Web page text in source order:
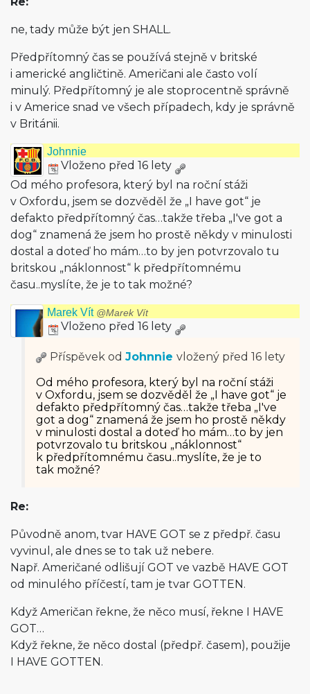
ne, tady může být jen SHALL.
Předpřítomný čas se používá stejně v britské
i americké angličtině. Američani ale často volí
minulý. Předpřítomný je ale stoprocentně správně
i v Americe snad ve všech případech, kdy je správně
v Británii.
Johnnie
Vloženo před 16 lety
Od mého profesora, který byl na roční stáži
v Oxfordu, jsem se dozvěděl že „I have got“ je
defakto předpřítomný čas…takže třeba „I've got a
dog“ znamená že jsem ho prostě někdy v minulosti
dostal a doteď ho mám…to by jen potvrzovalo tu
britskou „náklonnost“ k předpřítomnému
času..myslíte, že je to tak možné?
Marek Vít @Marek Vít
Vloženo před 16 lety
Příspěvek od Johnnie vložený před 16 lety
Od mého profesora, který byl na roční stáži
v Oxfordu, jsem se dozvěděl že „I have got“ je
defakto předpřítomný čas…takže třeba „I've
got a dog“ znamená že jsem ho prostě někdy
v minulosti dostal a doteď ho mám…to by jen
potvrzovalo tu britskou „náklonnost“
k předpřítomnému času..myslíte, že je to
tak možné?
Re:
Původně anom, tvar HAVE GOT se z předpř. času
vyvinul, ale dnes se to tak už nebere.
Např. Američané odlišují GOT ve vazbě HAVE GOT
od minulého příčestí, tam je tvar GOTTEN.
Když Američan řekne, že něco musí, řekne I HAVE
GOT…
Když řekne, že něco dostal (předpř. časem), použije
I HAVE GOTTEN.